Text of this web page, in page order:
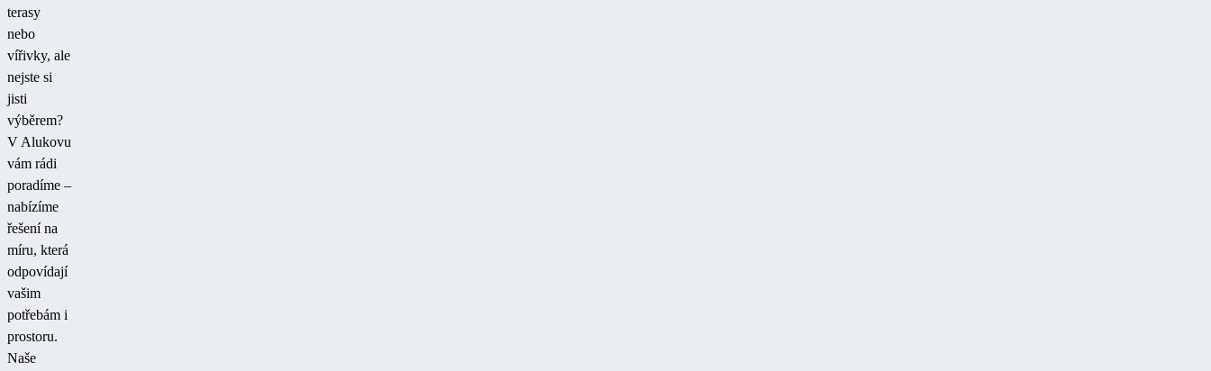
terasy
nebo
vířivky, ale
nejste si
jisti
výběrem?
V Alukovu
vám rádi
poradíme –
nabízíme
řešení na
míru, která
odpovídají
vašim
potřebám i
prostoru.
Naše